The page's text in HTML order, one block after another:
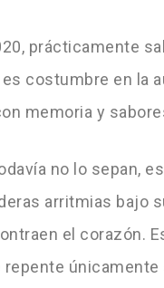
prácticamente
costumbre en la
memoria y
no lo sepan,
arritmias bajo
el corazón.